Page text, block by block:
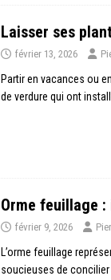
Laisser ses
février 13, 2026
Partir en vacances ou
de verdure qui ont
Orme feuillage
février 9, 2026
L’orme feuillage
soucieuses de